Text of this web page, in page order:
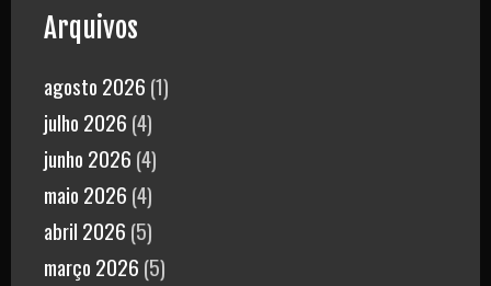
Arquivos
agosto 2026 (1)
julho 2026 (4)
junho 2026 (4)
maio 2026 (4)
abril 2026 (5)
março 2026 (5)